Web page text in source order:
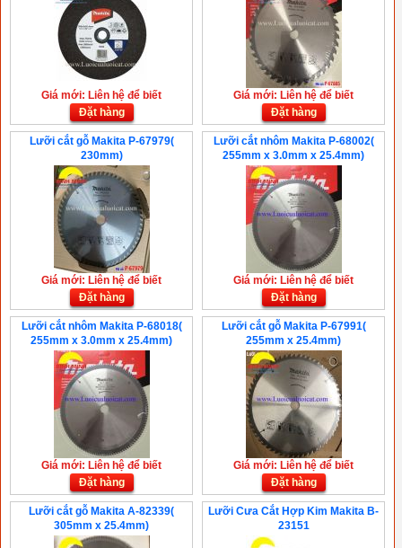
Giá mới: Liên hệ để biết
Đặt hàng
Giá mới: Liên hệ để biết
Đặt hàng
Lưỡi cắt gỗ Makita P-67979(
230mm)
Giá mới: Liên hệ để biết
Đặt hàng
Lưỡi cắt nhôm Makita P-68002(
255mm x 3.0mm x 25.4mm)
Giá mới: Liên hệ để biết
Đặt hàng
Lưỡi cắt nhôm Makita P-68018(
255mm x 3.0mm x 25.4mm)
Giá mới: Liên hệ để biết
Đặt hàng
Lưỡi cắt gỗ Makita P-67991(
255mm x 25.4mm)
Giá mới: Liên hệ để biết
Đặt hàng
Lưỡi cắt gỗ Makita A-82339(
305mm x 25.4mm)
Lưỡi Cưa Cắt Hợp Kim Makita B-
23151